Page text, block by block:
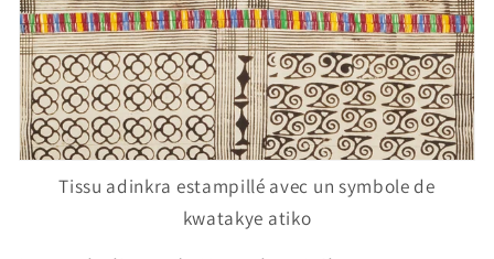
Tissu adinkra estampillé avec un symbole de
kwatakye atiko